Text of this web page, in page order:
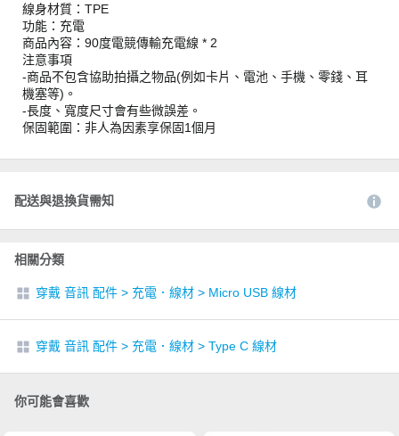
線身材質：TPE
功能：充電
商品內容：90度電競傳輸充電線 * 2
注意事項
-商品不包含協助拍攝之物品(例如卡片、電池、手機、零錢、耳
機塞等)。
-長度、寬度尺寸會有些微誤差。
保固範圍：非人為因素享保固1個月
配送與退換貨需知
相關分類
穿戴 音訊 配件 > 充電．線材 > Micro USB 線材
穿戴 音訊 配件 > 充電．線材 > Type C 線材
你可能會喜歡